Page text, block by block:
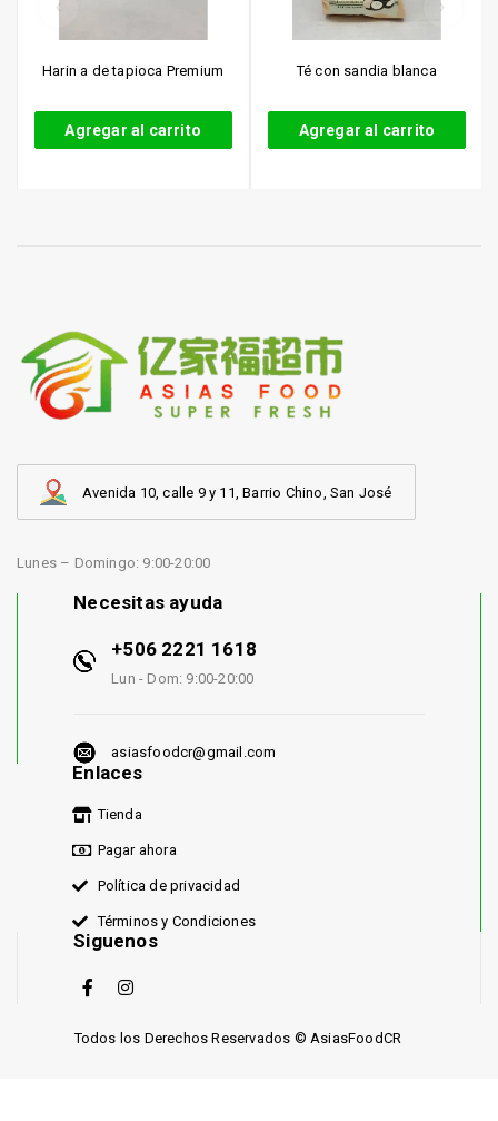
Harin a de tapioca Premium
Agregar al carrito
Té con sandia blanca
Agregar al carrito
Avenida 10, calle 9 y 11, Barrio Chino, San José
Lunes – Domingo: 9:00-20:00
Necesitas ayuda
+506 2221 1618
Lun - Dom: 9:00-20:00
asiasfoodcr@gmail.com
Enlaces
Tienda
Pagar ahora
Política de privacidad
Términos y Condiciones
Siguenos
Todos los Derechos Reservados © AsiasFoodCR